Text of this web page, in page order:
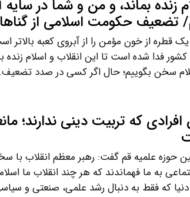
زنده بماند، و من و شما در سایه
تضعیف حکومت اسلامی از
قطره از خون مؤمن را از آبروی کعبه بالاتر
فدا شده است تا این انقلاب و اسلام
سخن بگوییم؛ حال اگر کسی در صدد
که تربیت دینی ندارند؛
حوزه علمیه قم گفت: رهبر معظم انقلاب
به ما فهماندند که هر چند انقلاب ما
که فقط به دنبال رشد علمی، صنعتی و